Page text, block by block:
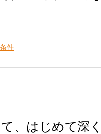
件
、はじめて深